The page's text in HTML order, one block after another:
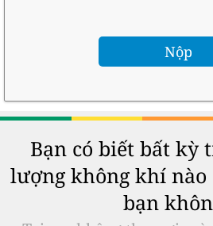
Bạn có biết bất kỳ
lượng không khí nào
bạn